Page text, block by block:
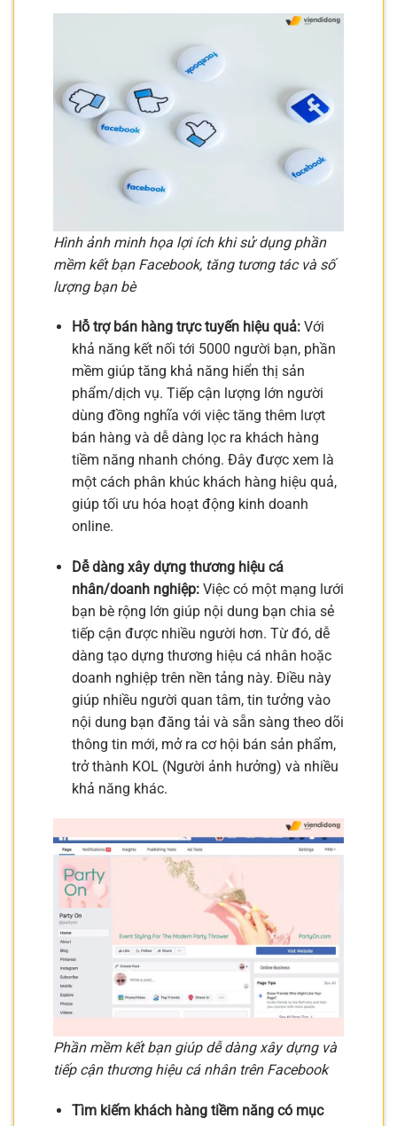
Hình ảnh minh họa lợi ích khi sử dụng phần
mềm kết bạn Facebook, tăng tương tác và số
lượng bạn bè
Hỗ trợ bán hàng trực tuyến hiệu quả:Với
khả năng kết nối tới 5000 người bạn, phần
mềm giúp tăng khả năng hiển thị sản
phẩm/dịch vụ. Tiếp cận lượng lớn người
dùng đồng nghĩa với việc tăng thêm lượt
bán hàng và dễ dàng lọc ra khách hàng
tiềm năng nhanh chóng. Đây được xem là
một cách phân khúc khách hàng hiệu quả,
giúp tối ưu hóa hoạt động kinh doanh
online.
Dễ dàng xây dựng thương hiệu cá
nhân/doanh nghiệp:Việc có một mạng lưới
bạn bè rộng lớn giúp nội dung bạn chia sẻ
tiếp cận được nhiều người hơn. Từ đó, dễ
dàng tạo dựng thương hiệu cá nhân hoặc
doanh nghiệp trên nền tảng này. Điều này
giúp nhiều người quan tâm, tin tưởng vào
nội dung bạn đăng tải và sẵn sàng theo dõi
thông tin mới, mở ra cơ hội bán sản phẩm,
trở thành KOL (Người ảnh hưởng) và nhiều
khả năng khác.
Phần mềm kết bạn giúp dễ dàng xây dựng và
tiếp cận thương hiệu cá nhân trên Facebook
Tìm kiếm khách hàng tiềm năng có mục